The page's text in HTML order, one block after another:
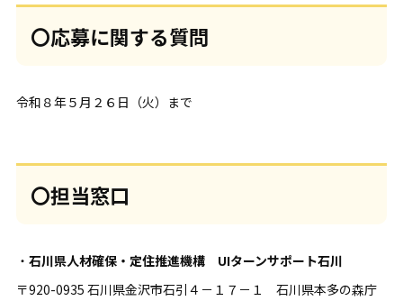
〇応募に関する質問
令和８年５月２６日（火）まで
〇担当窓口
・ 石川県人材確保・定住推進機構 UIターンサポート石川
〒920-0935 石川県金沢市石引４－１７－１ 石川県本多の森庁